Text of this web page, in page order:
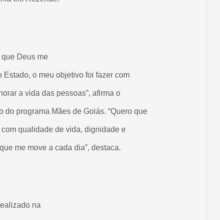
que Deus me
o meu objetivo foi fazer com
a vida das pessoas”, afirma o
programa Mães de Goiás. “Quero que
qualidade de vida, dignidade e
me move a cada dia”, destaca.
na